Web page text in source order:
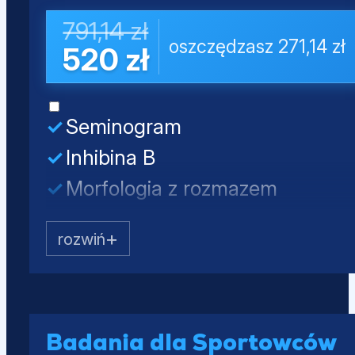
Próby wątrobowe (ALT, AST,
Lipidogram (CHOL, HDL, nie-
Glukoza
791,14 zł
520 zł oszczędzasz 271,14 zł
Seminogram
Inhibina B
Morfologia z rozmazem
Testosteron całkowity
LH
FSH
PSA całkowity
Mocz - badanie ogólne
Badania dla Sportowców